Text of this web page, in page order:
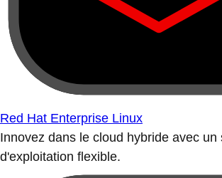
Red Hat Enterprise Linux
Innovez dans le cloud hybride avec un
d'exploitation flexible.